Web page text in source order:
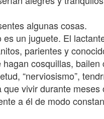
algunas cosas.
un juguete. El
parientes y
cosquillas, bailen
“nerviosismo”,
vivir durante meses
a él de modo